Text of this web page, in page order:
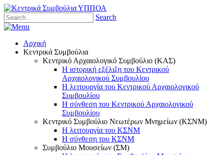
Search
Αρχική
Κεντρικά Συμβούλια
Κεντρικό Αρχαιολογικό Συμβούλιο (ΚΑΣ)
Η ιστορική εξέλιξη του Κεντρικού
Αρχαιολογικού Συμβουλίου
Η λειτουργία του Κεντρικού Αρχαιολογικού
Συμβουλίου
Η σύνθεση του Κεντρικού Αρχαιολογικού
Συμβουλίου
Κεντρικό Συμβούλιο Νεωτέρων Μνημείων (ΚΣΝΜ)
Η λειτουργία του ΚΣΝΜ
Η σύνθεση του ΚΣΝΜ
Συμβούλιο Μουσείων (ΣΜ)